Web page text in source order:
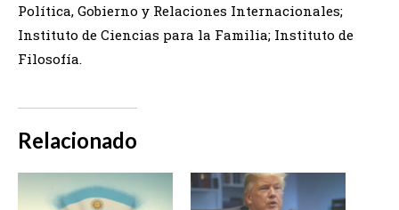
Política, Gobierno y Relaciones Internacionales;
Instituto de Ciencias para la Familia; Instituto de
Filosofía.
Relacionado